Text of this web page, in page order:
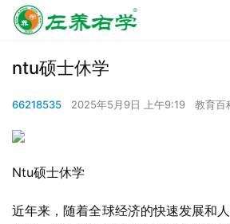
ntu硕士休学
66218535 2025年5月9日 上午9:19 教育百
Ntu硕士休学
近年来，随着全球经济的快速发展和